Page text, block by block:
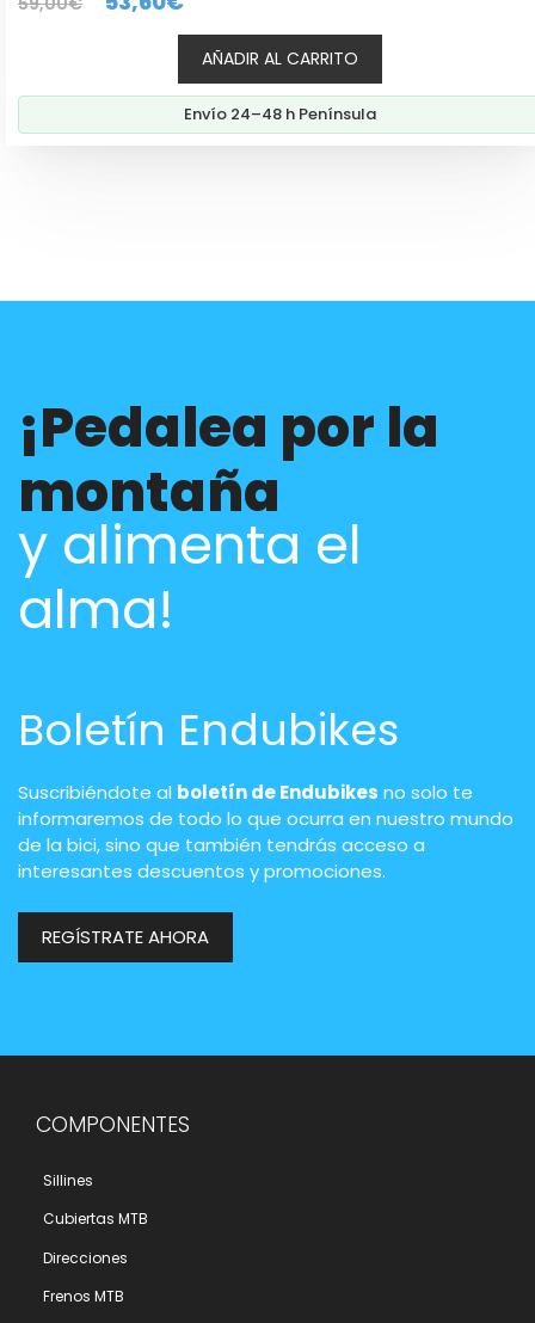
era:
59,00€.
precio
actual
es:
53,60€.
AÑADIR AL CARRITO
Envío 24–48 h Península
¡Pedalea por la
montaña
y alimenta el
alma!
Boletín Endubikes
Suscribiéndote al boletín de Endubikes no solo te
informaremos de todo lo que ocurra en nuestro mundo
de la bici, sino que también tendrás acceso a
interesantes descuentos y promociones.
REGÍSTRATE AHORA
COMPONENTES
Sillines
Cubiertas MTB
Direcciones
Frenos MTB